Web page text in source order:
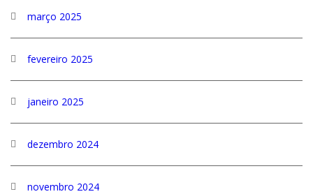
março 2025
fevereiro 2025
janeiro 2025
dezembro 2024
novembro 2024